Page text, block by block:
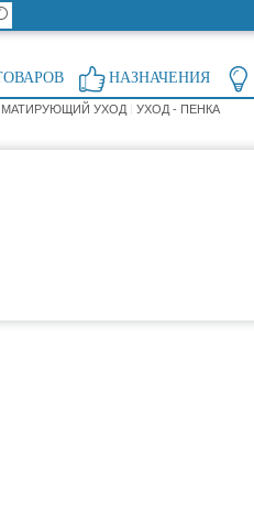
НАЗНАЧЕНИЯ
МАТИРУЮЩИЙ УХОД УХОД - ПЕНКА